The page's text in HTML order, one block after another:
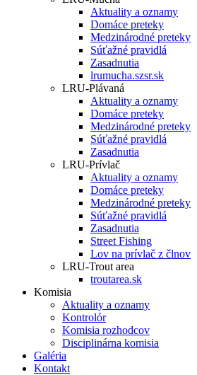
Aktuality a oznamy
Domáce preteky
Medzinárodné preteky
Súťažné pravidlá
Zasadnutia
lrumucha.szsr.sk
LRU-Plávaná
Aktuality a oznamy
Domáce preteky
Medzinárodné preteky
Súťažné pravidlá
Zasadnutia
LRU-Prívlač
Aktuality a oznamy
Domáce preteky
Medzinárodné preteky
Súťažné pravidlá
Zasadnutia
Street Fishing
Lov na prívlač z člnov
LRU-Trout area
troutarea.sk
Komisia
Aktuality a oznamy
Kontrolór
Komisia rozhodcov
Disciplinárna komisia
Galéria
Kontakt